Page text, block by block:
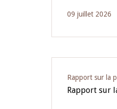
09 juillet 2026
Rapport sur la
Rapport sur